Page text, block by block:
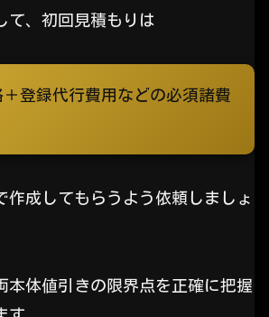
て、初回見積もりは
登録代行費用などの必須諸費
作成してもらうよう依頼しましょ
本体値引きの限界点を正確に把握